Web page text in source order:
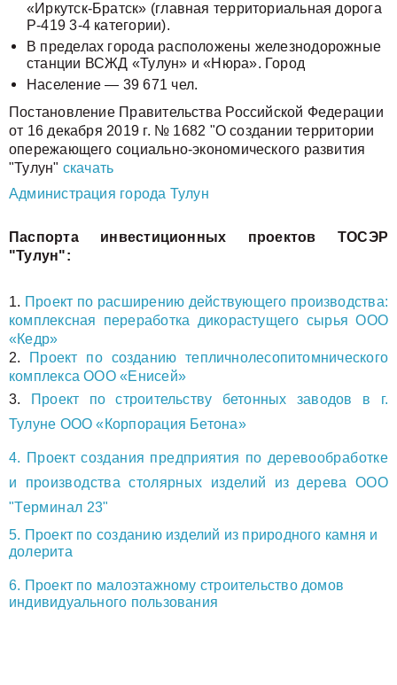
«Иркутск-Братск» (главная территориальная дорога
Р-419 3-4 категории).
В пределах города расположены железнодорожные
станции ВСЖД «Тулун» и «Нюра». Город
Население — 39 671 чел.
Постановление Правительства Российской Федерации
от 16 декабря 2019 г. № 1682 "О создании территории
опережающего социально-экономического развития
"Тулун" скачать
Администрация города Тулун
Паспорта инвестиционных проектов ТОСЭР
"Тулун":
1. Проект по расширению действующего производства:
комплексная переработка дикорастущего сырья ООО
«Кедр»
2.
Проект по созданию тепличнолесопитомнического
комплекса ООО «Енисей»
3.
Проект по строительству бетонных заводов в г.
Тулуне ООО «Корпорация Бетона»
4. Проект создания предприятия по деревообработке
и производства столярных изделий из дерева ООО
"Терминал 23"
5. Проект по созданию изделий из природного камня и
долерита
6. Проект по малоэтажному строительство домов
индивидуального пользования